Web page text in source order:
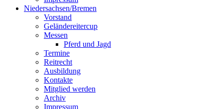
Niedersachsen/Bremen
Vorstand
Geländereitercup
Messen
Pferd und Jagd
Termine
Reitrecht
Ausbildung
Kontakte
Mitglied werden
Archiv
Impressum